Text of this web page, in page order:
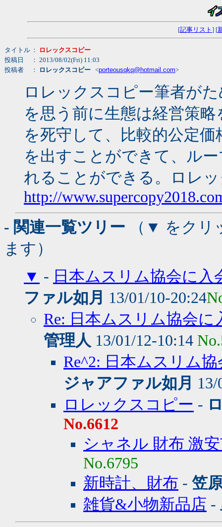
[記事リスト ] [
タイトル ：
ロレックスコピー
投稿日
： 2013/08/02(Fri) 11:03
投稿者
： ロレックスコピー <porteousqkq@hotmail.com>
ロレックスコピー筆者が
を思う前に生態は経営策
を死守して、比較的公定
を出すことができて、ル
れることができる。ロレ
http://
- 関連一覧ツリー （▼ をクリ
ます）
▼ - 日本ムスリム協会に
ファル如月 13/01/10-20:24
Re: 日本ムスリム協会
管理人 13/01/12-10:14
Re^2: 日本ムスリム
ジャアファル如月
ロレックスコピー -
No.6612
シャネル 財布 激
No.6795
新時計、財布 - 笠
雑貨&小物新品店 -